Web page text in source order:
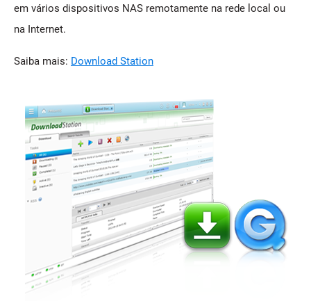
em vários dispositivos NAS remotamente na rede local ou
na Internet.
Saiba mais: Download Station